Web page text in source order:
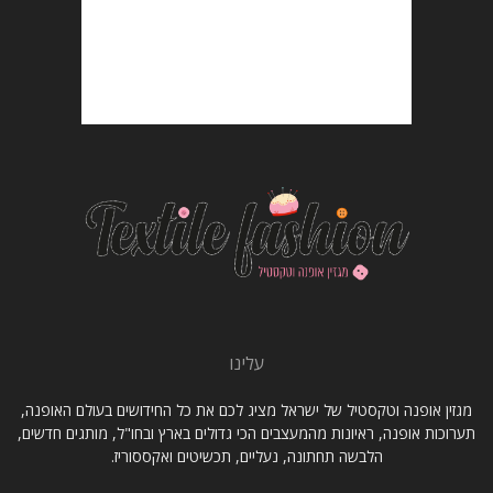
עלינו
מגזין אופנה וטקסטיל של ישראל מציג לכם את כל החידושים בעולם האופנה,
תערוכות אופנה, ראיונות מהמעצבים הכי גדולים בארץ ובחו"ל, מותגים חדשים,
הלבשה תחתונה, נעליים, תכשיטים ואקססוריז.